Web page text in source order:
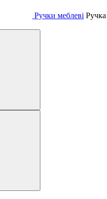
Ручки меблеві Ручка